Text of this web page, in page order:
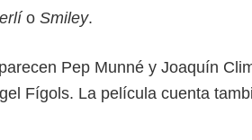
o Smiley.
Pep Munné y Joaquín
Fígols. La película cuenta